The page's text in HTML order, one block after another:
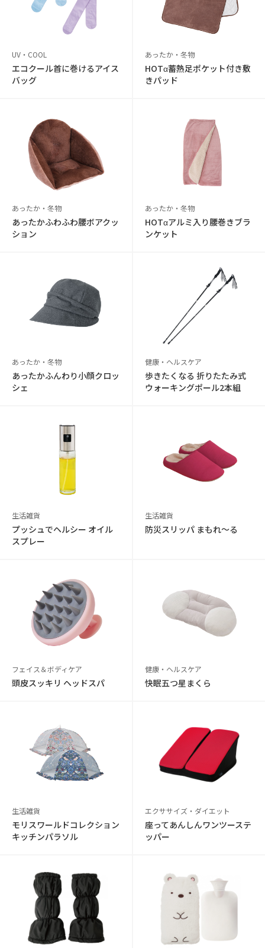
UV・COOL
エコクール首に巻けるアイス
バッグ
あったか・冬物
HOTα蓄熱足ポケット付き敷
きパッド
あったか・冬物
あったかふわふわ腰ボアクッ
ション
あったか・冬物
HOTαアルミ入り腰巻きブラ
ンケット
あったか・冬物
あったかふんわり小顔クロッ
シェ
健康・ヘルスケア
歩きたくなる 折りたたみ式
ウォーキングポール2本組
生活雑貨
プッシュでヘルシー オイル
スプレー
生活雑貨
防災スリッパ まもれ～る
フェイス＆ボディケア
頭皮スッキリ ヘッドスパ
健康・ヘルスケア
快眠五つ星まくら
生活雑貨
モリスワールドコレクション
キッチンパラソル
エクササイズ・ダイエット
座ってあんしんワンツーステ
ッパー